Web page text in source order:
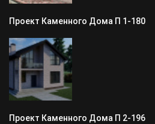
Проект Каменного Дома П 1-180
Проект Каменного Дома П 2-196